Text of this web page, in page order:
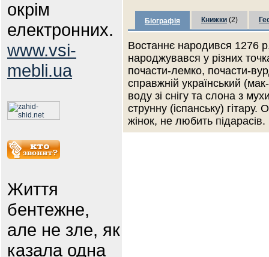
окрім
електронних.
www.vsi-
mebli.ua
Життя
бентежне,
але не зле, як
казала одна
Біографія Книжки (2)
Востаннє народився 1276
народжувався у різних
почасти-лемко, почасти-
справжній український
воду зі снігу та слона з
струнну (іспанську) гітару.
жінок, не любить